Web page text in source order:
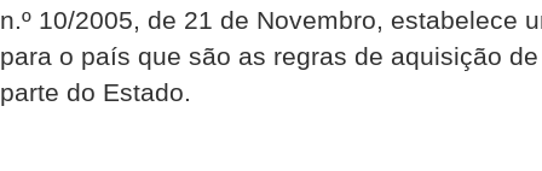
n.º 10/2005, de 21 de Novembro, estabelece
para o país que são as regras de aquisição
parte do Estado.